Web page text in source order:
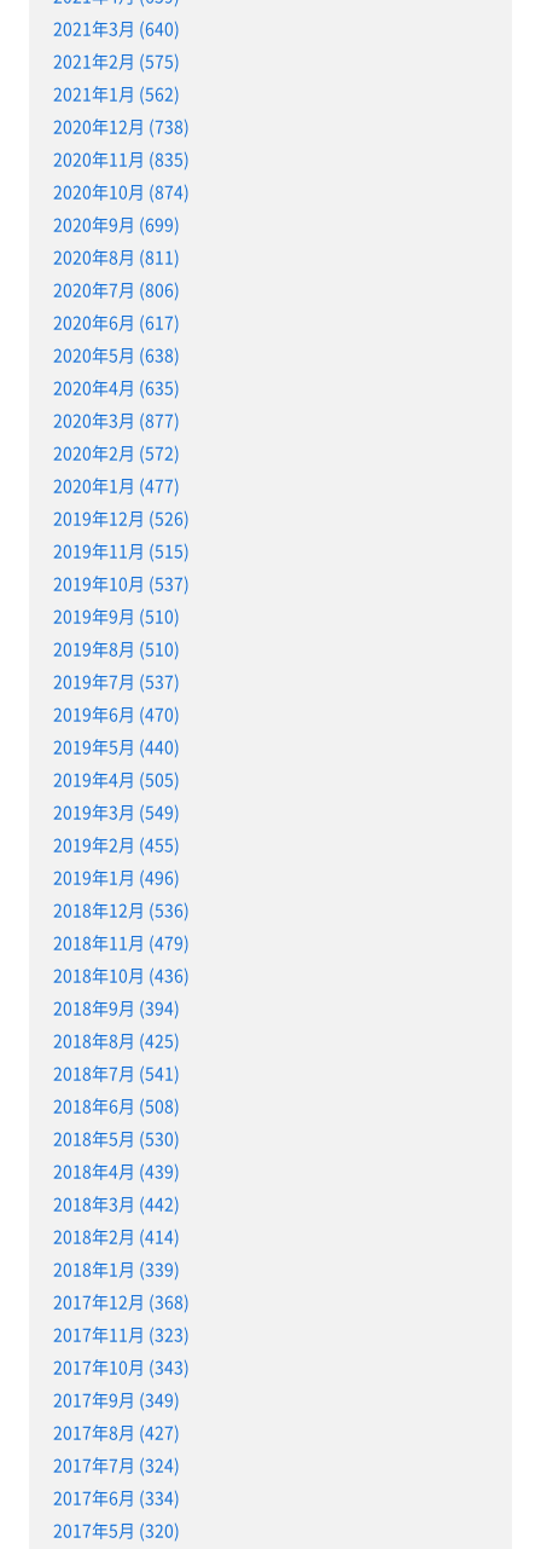
2021年3月 (640)
2021年2月 (575)
2021年1月 (562)
2020年12月 (738)
2020年11月 (835)
2020年10月 (874)
2020年9月 (699)
2020年8月 (811)
2020年7月 (806)
2020年6月 (617)
2020年5月 (638)
2020年4月 (635)
2020年3月 (877)
2020年2月 (572)
2020年1月 (477)
2019年12月 (526)
2019年11月 (515)
2019年10月 (537)
2019年9月 (510)
2019年8月 (510)
2019年7月 (537)
2019年6月 (470)
2019年5月 (440)
2019年4月 (505)
2019年3月 (549)
2019年2月 (455)
2019年1月 (496)
2018年12月 (536)
2018年11月 (479)
2018年10月 (436)
2018年9月 (394)
2018年8月 (425)
2018年7月 (541)
2018年6月 (508)
2018年5月 (530)
2018年4月 (439)
2018年3月 (442)
2018年2月 (414)
2018年1月 (339)
2017年12月 (368)
2017年11月 (323)
2017年10月 (343)
2017年9月 (349)
2017年8月 (427)
2017年7月 (324)
2017年6月 (334)
2017年5月 (320)